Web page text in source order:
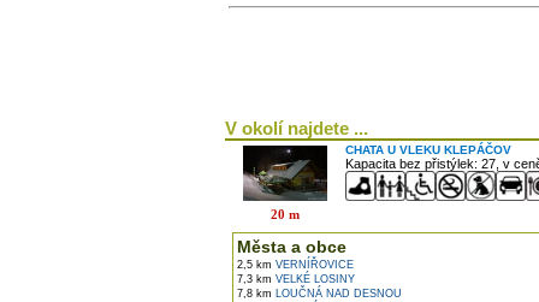
V okolí najdete ...
20 m
CHATA U VLEKU KLEPÁČOV
Kapacita bez přistýlek: 27, v
Města a obce
2,5 km VERNÍŘOVICE
7,3 km VELKÉ LOSINY
7,8 km LOUČNÁ NAD DESNOU